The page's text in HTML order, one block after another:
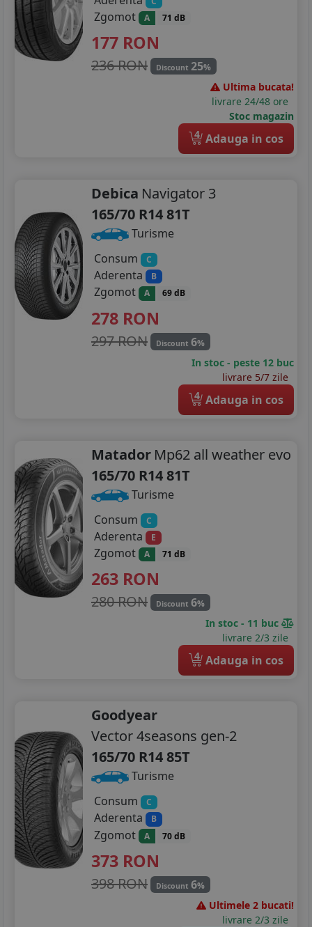
Zgomot A 71 dB
177 RON
236 RON Discount 25%
Ultima bucata!
livrare 24/48 ore
Stoc magazin
4 Adauga in cos
Debica Navigator 3
165/70 R14 81T
Turisme
Consum
C
Aderenta B
Zgomot A 69 dB
278 RON
297 RON Discount 6%
In stoc - peste 12 buc
livrare 5/7 zile
4 Adauga in cos
Matador Mp62 all weather evo
165/70 R14 81T
Turisme
Consum
C
Aderenta E
Zgomot A 71 dB
263 RON
280 RON Discount 6%
In stoc - 11 buc
livrare 2/3 zile
4 Adauga in cos
Goodyear
Vector 4seasons gen-2
165/70 R14 85T
Turisme
Consum
C
Aderenta B
Zgomot A 70 dB
373 RON
398 RON Discount 6%
Ultimele 2 bucati!
livrare 2/3 zile